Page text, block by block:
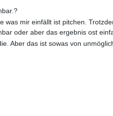
was mir einfällt ist pitchen.
oder aber das ergebnis ost
Aber das ist sowas von